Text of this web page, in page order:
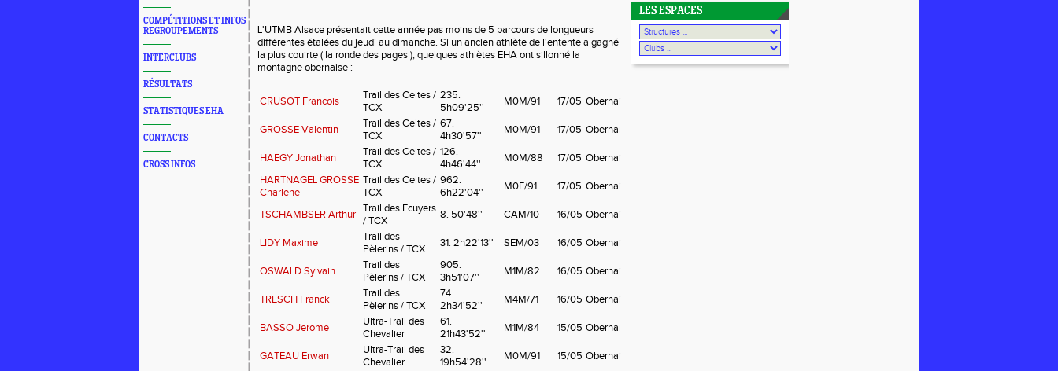
COMPÉTITIONS ET INFOS
REGROUPEMENTS
INTERCLUBS
RÉSULTATS
STATISTIQUES EHA
CONTACTS
CROSS INFOS
L'UTMB Alsace présentait cette année pas moins de 5 parcours de longueurs
différentes étalées du jeudi au dimanche. Si un ancien athlète de l'entente a gagné
la plus couirte ( la ronde des pages ), quelques athlètes EHA ont sillonné la
montagne obernaise :
CRUSOT Francois
Trail des Celtes /
TCX
235.
5h09'25''
M0M/91 17/05 Obernai
GROSSE Valentin
Trail des Celtes /
TCX
67.
4h30'57''
M0M/91 17/05 Obernai
HAEGY Jonathan
Trail des Celtes /
TCX
126.
4h46'44''
M0M/88 17/05 Obernai
HARTNAGEL GROSSE
Charlene
Trail des Celtes /
TCX
962.
6h22'04''
M0F/91 17/05 Obernai
TSCHAMBSER Arthur Trail des Ecuyers
/ TCX
8. 50'48'' CAM/10 16/05 Obernai
LIDY Maxime
Trail des
Pèlerins / TCX
31. 2h22'13'' SEM/03 16/05 Obernai
OSWALD Sylvain
Trail des
Pèlerins / TCX
905.
3h51'07''
M1M/82 16/05 Obernai
TRESCH Franck
Trail des
Pèlerins / TCX
74.
2h34'52''
M4M/71 16/05 Obernai
BASSO Jerome
Ultra-Trail des
Chevalier
61.
21h43'52''
M1M/84 15/05 Obernai
GATEAU Erwan
Ultra-Trail des
Chevalier
32.
19h54'28''
M0M/91 15/05 Obernai
LES ESPACES